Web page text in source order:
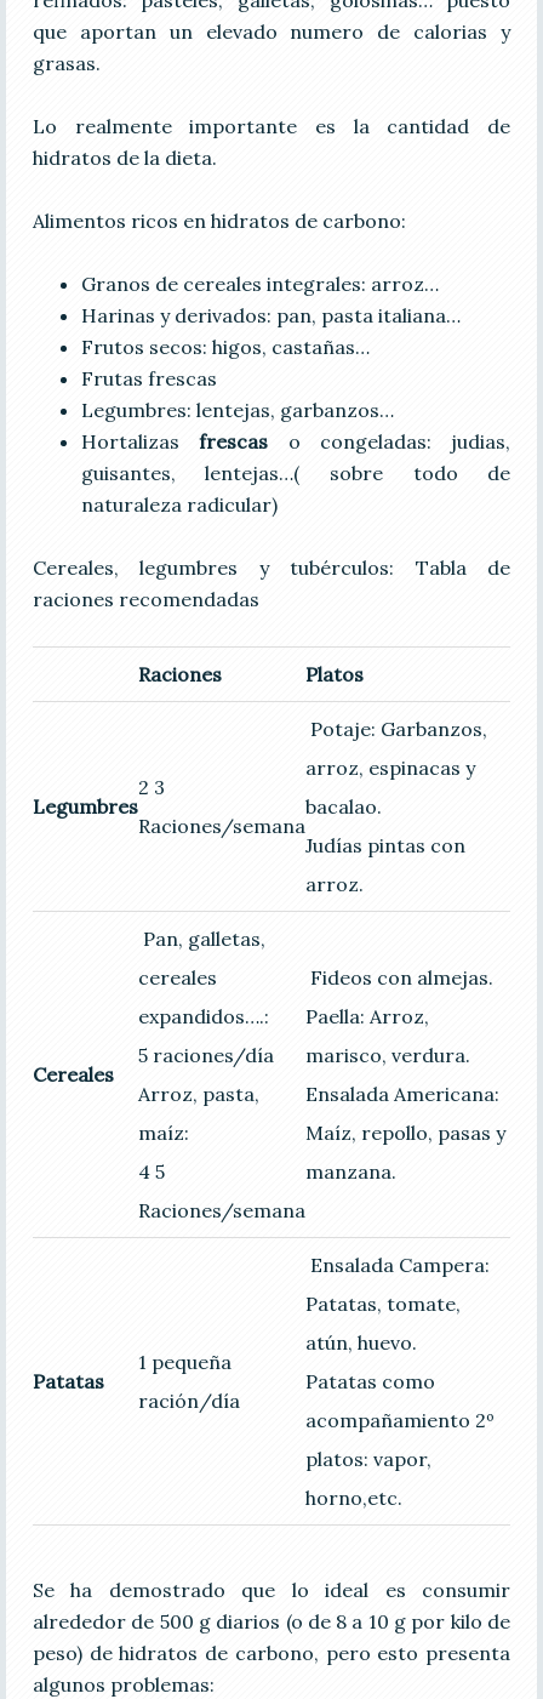
que aportan un elevado numero de calorias y
grasas.
Lo realmente importante es la cantidad de
hidratos de la dieta.
Alimentos ricos en hidratos de carbono:
Granos de cereales integrales: arroz…
Harinas y derivados: pan, pasta italiana…
Frutos secos: higos, castañas…
Frutas frescas
Legumbres: lentejas, garbanzos…
Hortalizasfrescas o congeladas: judias,
guisantes, lentejas…( sobre todo de
naturaleza radicular)
Cereales, legumbres y tubérculos: Tabla de
raciones recomendadas
Raciones Platos
Legumbres
2 3
Raciones/semana
Potaje: Garbanzos,
arroz, espinacas y
bacalao.
Judías pintas con
arroz.
Cereales
Pan, galletas,
cereales
expandidos….:
5 raciones/día
Arroz, pasta,
maíz:
4 5
Raciones/semana
Fideos con almejas.
Paella: Arroz,
marisco, verdura.
Ensalada Americana:
Maíz, repollo, pasas y
manzana.
Patatas
1 pequeña
ración/día
Ensalada Campera:
Patatas, tomate,
atún, huevo.
Patatas como
acompañamiento 2º
platos: vapor,
horno,etc.
Se ha demostrado que lo ideal es consumir
alrededor de 500 g diarios (o de 8 a 10 g por kilo de
peso) de hidratos de carbono, pero esto presenta
algunos problemas: